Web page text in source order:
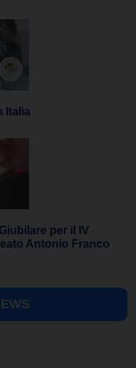
Italia
per il IV
Antonio Franco